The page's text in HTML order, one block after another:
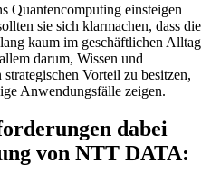
Quantencomputing einsteigen
sie sich klarmachen, dass die
kaum im geschäftlichen Alltag
darum, Wissen und
Vorteil zu besitzen,
Anwendungsfälle zeigen.
dabei
von NTT DATA: